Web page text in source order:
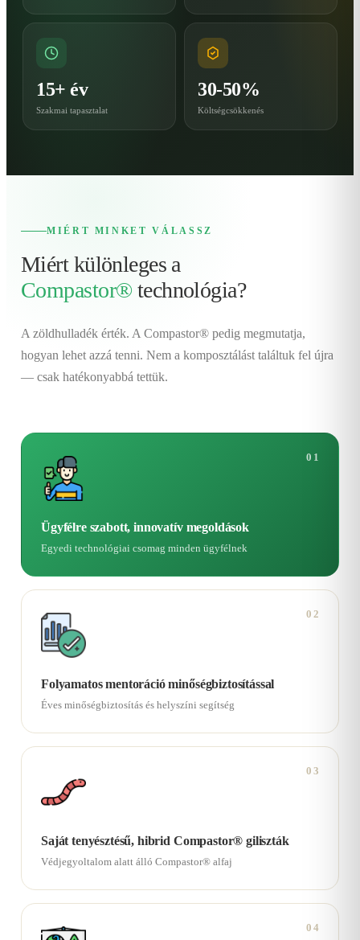
15+ év
Szakmai tapasztalat
30-50%
Költségcsökkenés
MIÉRT MINKET VÁLASSZ
Miért különleges a
Compastor® technológia?
A zöldhulladék érték. A Compastor® pedig megmutatja,
hogyan lehet azzá tenni. Nem a komposztálást találtuk fel újra
— csak hatékonyabbá tettük.
01
Ügyfélre szabott, innovatív megoldások
Egyedi technológiai csomag minden ügyfélnek
02
Folyamatos mentoráció minőségbiztosítással
Éves minőségbiztosítás és helyszíni segítség
03
Saját tenyésztésű, hibrid Compastor® giliszták
Védjegyoltalom alatt álló Compastor® alfaj
04